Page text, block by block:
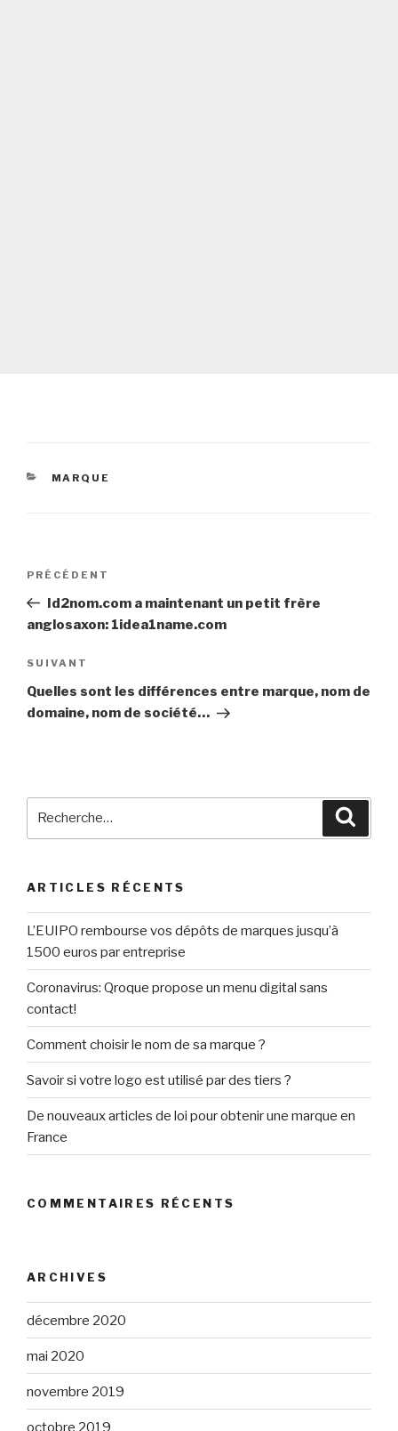
CATÉGORIES
MARQUE
Navigation
l’article
Article
précédent
PRÉCÉDENT
Id2nom.com a maintenant un petit frère
anglosaxon: 1idea1name.com
Article
suivant
SUIVANT
Quelles sont les différences entre marque, nom de
domaine, nom de société…
ARTICLES RÉCENTS
L’EUIPO rembourse vos dépôts de marques jusqu’à
1500 euros par entreprise
Coronavirus: Qroque propose un menu digital sans
contact!
Comment choisir le nom de sa marque ?
Savoir si votre logo est utilisé par des tiers ?
De nouveaux articles de loi pour obtenir une marque en
France
COMMENTAIRES RÉCENTS
ARCHIVES
décembre 2020
mai 2020
novembre 2019
octobre 2019